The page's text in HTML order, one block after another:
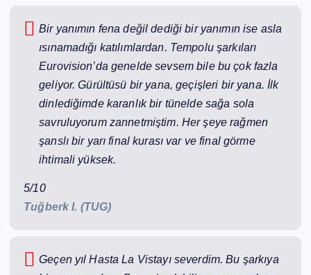
Bir yanımın fena değil dediği bir yanımın ise asla
ısınamadığı katılımlardan. Tempolu şarkıları
Eurovision’da genelde sevsem bile bu çok fazla
geliyor. Gürültüsü bir yana, geçişleri bir yana. İlk
dinlediğimde karanlık bir tünelde sağa sola
savruluyorum zannetmiştim. Her şeye rağmen
şanslı bir yarı final kurası var ve final görme
ihtimali yüksek.
5/10
Tuğberk I. (TUG)
Geçen yıl Hasta La Vistayı severdim. Bu şarkıya